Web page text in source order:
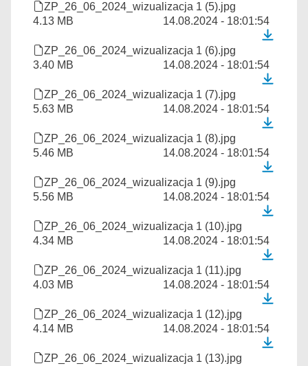
ZP_26_06_2024_wizualizacja 1 (5).jpg
4.13 MB
14.08.2024 - 18:01:54
ZP_26_06_2024_wizualizacja 1 (6).jpg
3.40 MB
14.08.2024 - 18:01:54
ZP_26_06_2024_wizualizacja 1 (7).jpg
5.63 MB
14.08.2024 - 18:01:54
ZP_26_06_2024_wizualizacja 1 (8).jpg
5.46 MB
14.08.2024 - 18:01:54
ZP_26_06_2024_wizualizacja 1 (9).jpg
5.56 MB
14.08.2024 - 18:01:54
ZP_26_06_2024_wizualizacja 1 (10).jpg
4.34 MB
14.08.2024 - 18:01:54
ZP_26_06_2024_wizualizacja 1 (11).jpg
4.03 MB
14.08.2024 - 18:01:54
ZP_26_06_2024_wizualizacja 1 (12).jpg
4.14 MB
14.08.2024 - 18:01:54
ZP_26_06_2024_wizualizacja 1 (13).jpg